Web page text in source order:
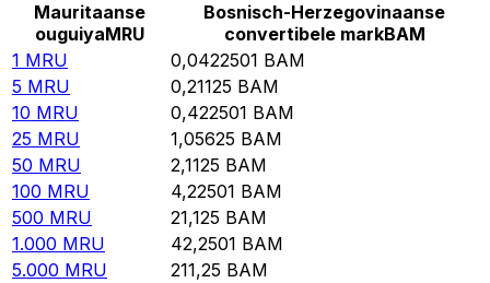
Mauritaanse
ouguiyaMRU
Bosnisch-Herzegovinaanse
convertibele markBAM
1 MRU 0,0422501 BAM
5 MRU 0,21125 BAM
10 MRU 0,422501 BAM
25 MRU 1,05625 BAM
50 MRU 2,1125 BAM
100 MRU 4,22501 BAM
500 MRU 21,125 BAM
1.000 MRU 42,2501 BAM
5.000 MRU 211,25 BAM